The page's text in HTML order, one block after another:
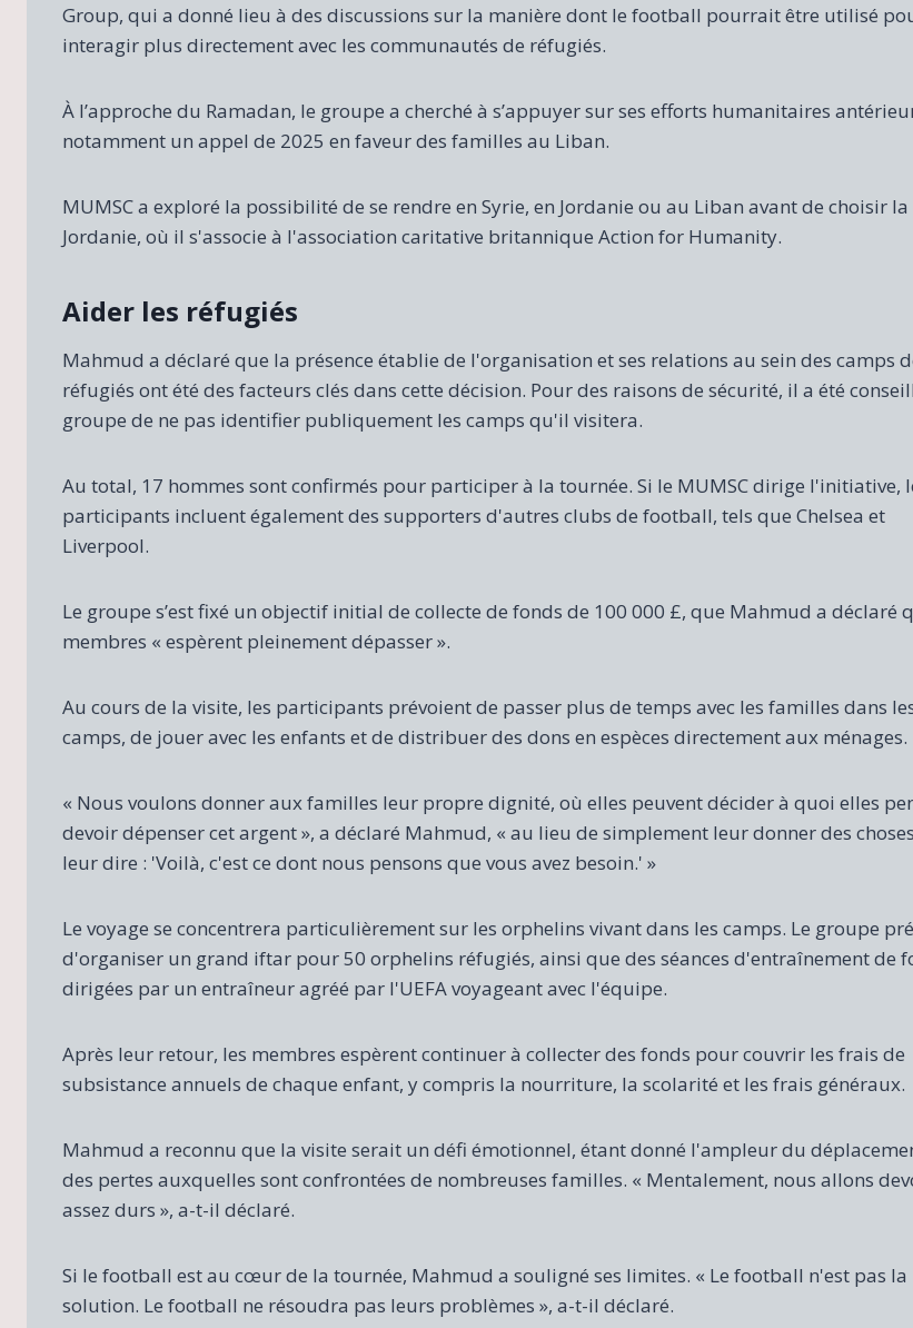
Group, qui a donné lieu à des discussions sur la manière dont le football pourrait être utilisé
interagir plus directement avec les communautés de réfugiés.
À l’approche du Ramadan, le groupe a cherché à s’appuyer sur ses efforts humanitaires
notamment un appel de 2025 en faveur des familles au Liban.
MUMSC a exploré la possibilité de se rendre en Syrie, en Jordanie ou au Liban avant de choisir la
Jordanie, où il s'associe à l'association caritative britannique Action for Humanity.
Aider les réfugiés
Mahmud a déclaré que la présence établie de l'organisation et ses relations au sein des camps
réfugiés ont été des facteurs clés dans cette décision. Pour des raisons de sécurité, il a été
groupe de ne pas identifier publiquement les camps qu'il visitera.
Au total, 17 hommes sont confirmés pour participer à la tournée. Si le MUMSC dirige l'initiative,
participants incluent également des supporters d'autres clubs de football, tels que Chelsea et
Liverpool.
Le groupe s’est fixé un objectif initial de collecte de fonds de 100 000 £, que Mahmud a déclaré
membres « espèrent pleinement dépasser ».
Au cours de la visite, les participants prévoient de passer plus de temps avec les familles dans
camps, de jouer avec les enfants et de distribuer des dons en espèces directement aux ménages.
« Nous voulons donner aux familles leur propre dignité, où elles peuvent décider à quoi elles
devoir dépenser cet argent », a déclaré Mahmud, « au lieu de simplement leur donner des
leur dire : 'Voilà, c'est ce dont nous pensons que vous avez besoin.' »
Le voyage se concentrera particulièrement sur les orphelins vivant dans les camps. Le groupe
d'organiser un grand iftar pour 50 orphelins réfugiés, ainsi que des séances d'entraînement de
dirigées par un entraîneur agréé par l'UEFA voyageant avec l'équipe.
Après leur retour, les membres espèrent continuer à collecter des fonds pour couvrir les frais de
subsistance annuels de chaque enfant, y compris la nourriture, la scolarité et les frais généraux.
Mahmud a reconnu que la visite serait un défi émotionnel, étant donné l'ampleur du
des pertes auxquelles sont confrontées de nombreuses familles. « Mentalement, nous allons
assez durs », a-t-il déclaré.
Si le football est au cœur de la tournée, Mahmud a souligné ses limites. « Le football n'est pas la
solution. Le football ne résoudra pas leurs problèmes », a-t-il déclaré.